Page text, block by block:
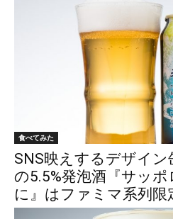
食べてみた
SNS映えするデザイ
の5.5%発泡酒『サッ
に』はファミマ系列限